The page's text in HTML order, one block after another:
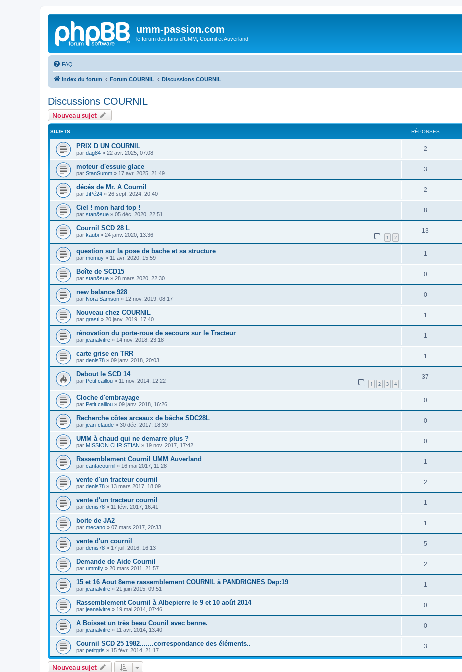
umm-passion.com
le forum des fans d'UMM, Cournil et Auverland
FAQ
Index du forum Forum COURNIL Discussions COURNIL
Discussions COURNIL
Nouveau sujet
SUJETS RÉPONSES
PRIX D UN COURNIL
par dag84 » 22 avr. 2025, 07:08
2
moteur d'essuie glace
par StanSumm » 17 avr. 2025, 21:49
3
décés de Mr. A Cournil
par JiPé24 » 26 sept. 2024, 20:40
2
Ciel ! mon hard top !
par stan&sue » 05 déc. 2020, 22:51
8
Cournil SCD 28 L
par kaubi » 24 janv. 2020, 13:36 1 2
13
question sur la pose de bache et sa structure
par momuy » 11 avr. 2020, 15:59
1
Boîte de SCD15
par stan&sue » 28 mars 2020, 22:30
0
new balance 928
par Nora Samson » 12 nov. 2019, 08:17
0
Nouveau chez COURNIL
par grasti » 20 janv. 2019, 17:40
1
rénovation du porte-roue de secours sur le Tracteur
par jeanalvitre » 14 nov. 2018, 23:18
1
carte grise en TRR
par denis78 » 09 janv. 2018, 20:03
1
Debout le SCD 14
par Petit caillou » 11 nov. 2014, 12:22 1 2 3 4
37
Cloche d'embrayage
par Petit caillou » 09 janv. 2018, 16:26
0
Recherche côtes arceaux de bâche SDC28L
par jean-claude » 30 déc. 2017, 18:39
0
UMM à chaud qui ne demarre plus ?
par MISSION CHRISTIAN » 19 nov. 2017, 17:42
0
Rassemblement Cournil UMM Auverland
par cantacournil » 16 mai 2017, 11:28
1
vente d'un tracteur cournil
par denis78 » 13 mars 2017, 18:09
2
vente d'un tracteur cournil
par denis78 » 11 févr. 2017, 16:41
1
boite de JA2
par mecano » 07 mars 2017, 20:33
1
vente d'un cournil
par denis78 » 17 juil. 2016, 16:13
5
Demande de Aide Cournil
par ummfly » 20 mars 2011, 21:57
2
15 et 16 Aout 8eme rassemblement COURNIL à PANDRIGNES Dep:19
par jeanalvitre » 21 juin 2015, 09:51
1
Rassemblement Cournil à Albepierre le 9 et 10 août 2014
par jeanalvitre » 19 mai 2014, 07:46
0
A Boisset un très beau Counil avec benne.
par jeanalvitre » 11 avr. 2014, 13:40
0
Cournil SCD 25 1982.......correspondance des éléments..
par petitgris » 15 févr. 2014, 21:17
3
Nouveau sujet